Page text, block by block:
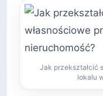
Jak przekształcić
lokalu